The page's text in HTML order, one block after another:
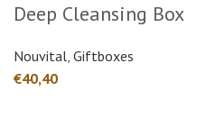
Deep Cleansing Box
Nouvital, Giftboxes
€